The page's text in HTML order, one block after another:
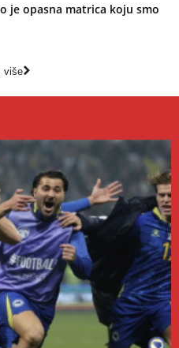
je opasna matrica koju smo
više